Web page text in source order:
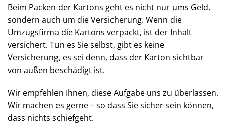
Beim Packen der Kartons geht es nicht nur ums Geld,
sondern auch um die Versicherung. Wenn die
Umzugsfirma die Kartons verpackt, ist der Inhalt
versichert. Tun es Sie selbst, gibt es keine
Versicherung, es sei denn, dass der Karton sichtbar
von außen beschädigt ist.
Wir empfehlen Ihnen, diese Aufgabe uns zu überlassen.
Wir machen es gerne – so dass Sie sicher sein können,
dass nichts schiefgeht.